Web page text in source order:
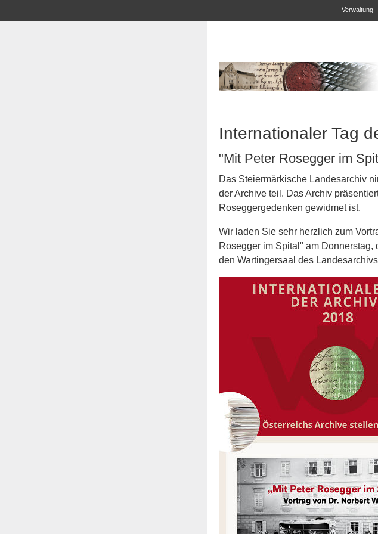
Verwaltung
Internationaler Tag
"Mit Peter Rosegger im
Das Steiermärkische Landesarchiv
der Archive teil. Das Archiv
Roseggergedenken gewidmet ist.
Wir laden Sie sehr herzlich zum
Rosegger im Spital" am Donnerstag,
den Wartingersaal des